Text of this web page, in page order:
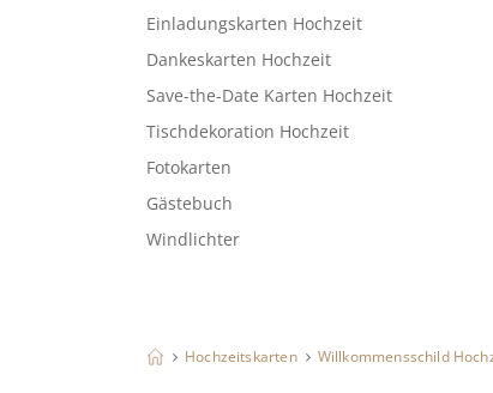
Einladungskarten Hochzeit
Dankeskarten Hochzeit
Save-the-Date Karten Hochzeit
Tischdekoration Hochzeit
Fotokarten
Gästebuch
Windlichter
Hochzeitskarten Willkommensschild